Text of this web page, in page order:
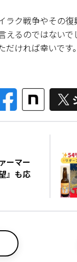
ラク戦争やその
えるのではない
ければ幸いです。
ーマー
』も応